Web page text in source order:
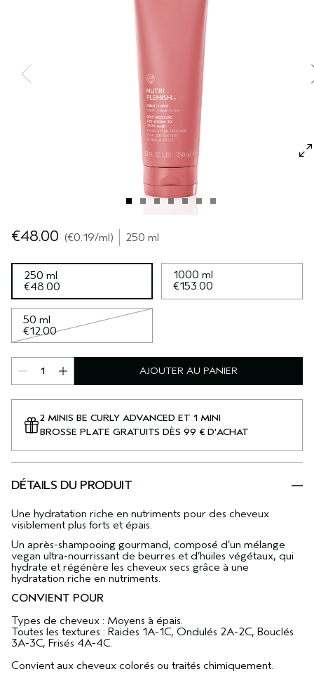
SÉRUM POUR LES CHEVEUX
CUIR CHEVELU SENSIBLE
TOUTES LES COLLECTIONS
€48.00 €0.19/ml 250 ml
250 ml
€48.00
1000 ml
€153.00
50 ml
€12.00
AJOUTER AU PANIER
2 MINIS BE CURLY ADVANCED ET 1 MINI
BROSSE PLATE GRATUITS DÈS 99 € D'ACHAT
DÉTAILS DU PRODUIT
Une hydratation riche en nutriments pour des cheveux
visiblement plus forts et épais.
Un après-shampooing gourmand, composé d’un mélange
vegan ultra-nourrissant de beurres et d’huiles végétaux, qui
hydrate et régénère les cheveux secs grâce à une
hydratation riche en nutriments.
CONVIENT POUR
Types de cheveux : Moyens à épais.
Toutes les textures : Raides 1A-1C, Ondulés 2A-2C, Bouclés
3A-3C, Frisés 4A-4C.
Convient aux cheveux colorés ou traités chimiquement.